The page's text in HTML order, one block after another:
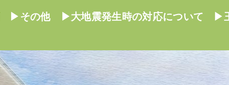
▶その他 ▶大地震発生時の対応について
▶